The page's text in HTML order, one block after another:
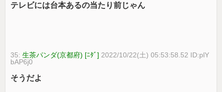
テレビには台本あるの当たり前じゃん
35:生茶パンダ(京都府) [ﾆﾀﾞ] 2022/10/22(土) 05:53:58.52 ID:plY
bAP6j0
そうだよ